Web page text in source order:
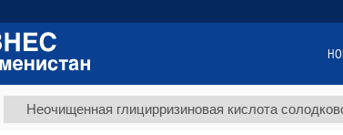
Неочищенная глицирризиновая кислота солодкового